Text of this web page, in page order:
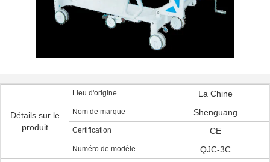
Détails sur le
produit
Lieu d'origine La Chine
Nom de marque Shenguang
Certification CE
Numéro de modèle QJC-3C